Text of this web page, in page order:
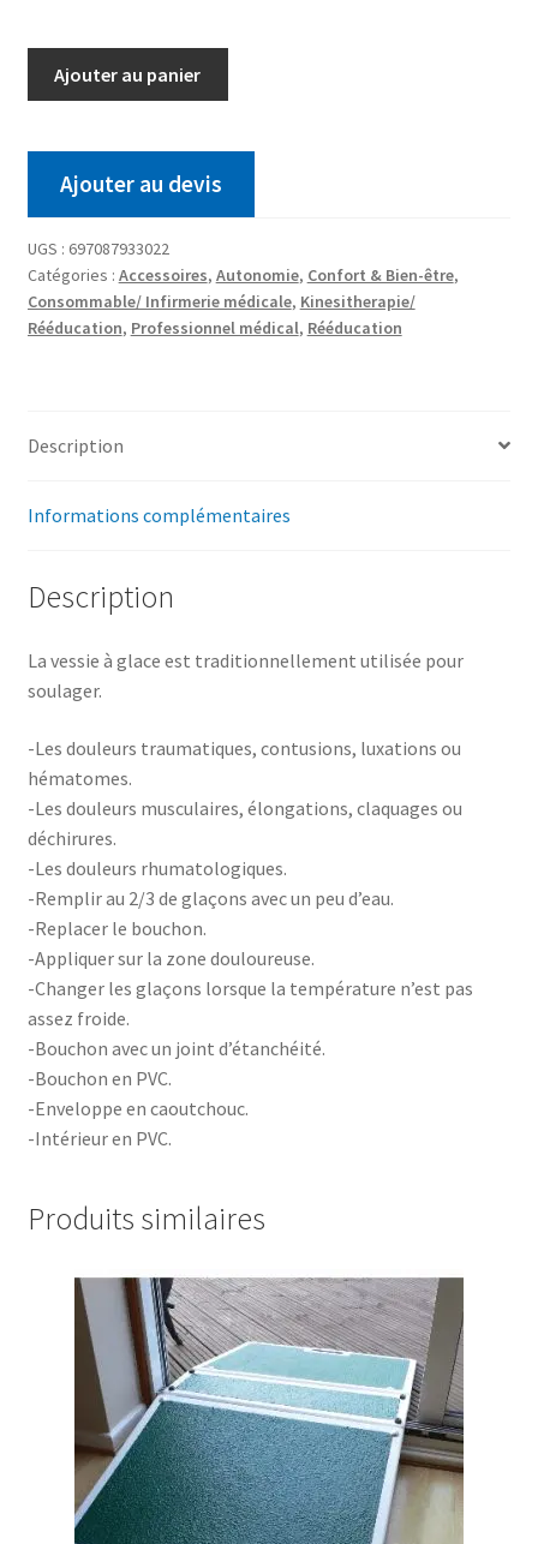
Ajouter au panier
Ajouter au devis
UGS : 697087933022
Catégories : Accessoires, Autonomie, Confort & Bien-être,
Consommable/ Infirmerie médicale, Kinesitherapie/
Rééducation, Professionnel médical, Rééducation
Description
Informations complémentaires
Description
La vessie à glace est traditionnellement utilisée pour
soulager.
-Les douleurs traumatiques, contusions, luxations ou
hématomes.
-Les douleurs musculaires, élongations, claquages ou
déchirures.
-Les douleurs rhumatologiques.
-Remplir au 2/3 de glaçons avec un peu d’eau.
-Replacer le bouchon.
-Appliquer sur la zone douloureuse.
-Changer les glaçons lorsque la température n’est pas
assez froide.
-Bouchon avec un joint d’étanchéité.
-Bouchon en PVC.
-Enveloppe en caoutchouc.
-Intérieur en PVC.
Produits similaires